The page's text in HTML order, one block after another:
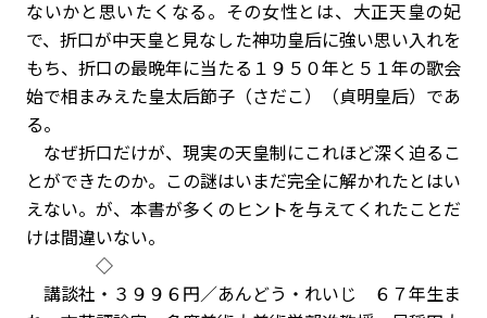
ないかと思いたくなる。その女性とは、大正天皇の妃
で、折口が中天皇と見なした神功皇后に強い思い入れを
もち、折口の最晩年に当たる１９５０年と５１年の歌会
始で相まみえた皇太后節子（さだこ）（貞明皇后）であ
る。
なぜ折口だけが、現実の天皇制にこれほど深く迫るこ
とができたのか。この謎はいまだ完全に解かれたとはい
えない。が、本書が多くのヒントを与えてくれたことだ
けは間違いない。
◇
講談社・３９９６円／あんどう・れいじ ６７年生ま